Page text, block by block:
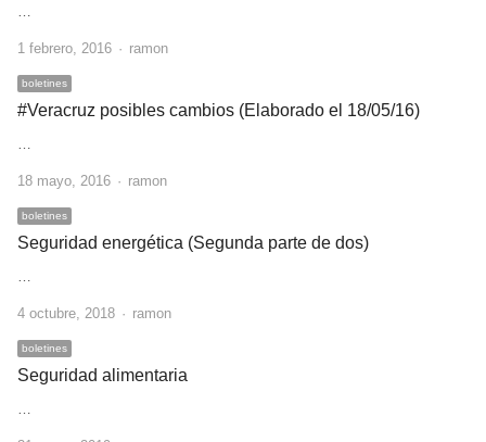
1 febrero, 2016 Author
ramon
boletines
#Veracruz posibles cambios (Elaborado el 18/05/16)
18 mayo, 2016 Author
ramon
boletines
Seguridad energética (Segunda parte de dos)
4 octubre, 2018 Author
ramon
boletines
Seguridad alimentaria